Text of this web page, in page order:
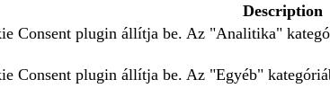
Description
Consent plugin állítja be. Az "Analitika"
Consent plugin állítja be. Az "Egyéb"